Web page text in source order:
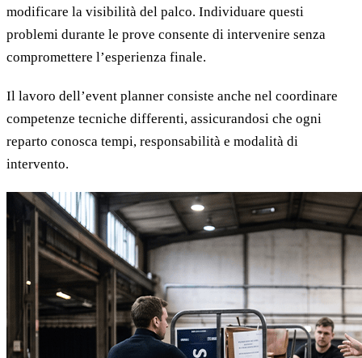
modificare la visibilità del palco. Individuare questi
problemi durante le prove consente di intervenire senza
compromettere l’esperienza finale.
Il lavoro dell’event planner consiste anche nel coordinare
competenze tecniche differenti, assicurandosi che ogni
reparto conosca tempi, responsabilità e modalità di
intervento.